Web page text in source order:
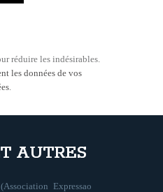
réduire les indésirables.
les données de vos
AUTRES
Expressao